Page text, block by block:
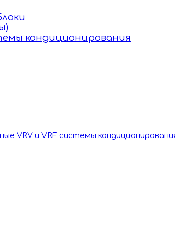
кондиционирования
VRV и VRF системы